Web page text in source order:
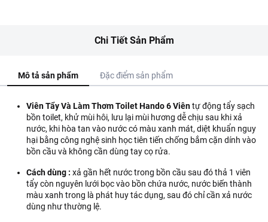
Chi Tiết Sản Phẩm
Mô tả sản phẩm Đặc điểm sản phẩm
Viên Tẩy Và Làm Thơm Toilet Hando 6 Viêntự động tẩy sạch
bồn toilet, khử mùi hôi, lưu lại mùi hương dễ chịu sau khi xả
nước, khi hòa tan vào nước có màu xanh mát, diệt khuẩn nguy
hại bằng công nghệ sinh học tiên tiến chống bắm cặn dính vào
bồn cầu và không cần dùng tay cọ rửa.
Cách dùng : xả gần hết nước trong bồn cầu sau đó thả 1 viên
tẩy còn nguyên lưới bọc vào bồn chứa nước, nước biến thành
màu xanh trong là phát huy tác dụng, sau đó chỉ cần xả nước
dùng như thường lệ.